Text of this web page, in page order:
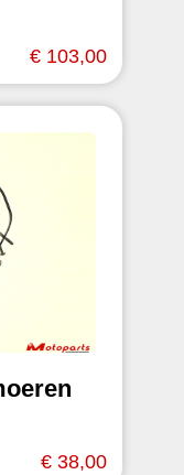
€ 103,00
€ 38,00